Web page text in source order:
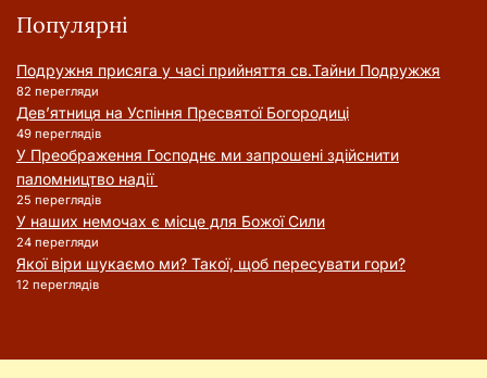
Популярні
Подружня присягa у часі прийняття cв.Тайни Подружжя
82 перегляди
Дев’ятниця на Успіння Пресвятої Богородиці
49 переглядів
У Преображення Господнє ми запрошені здійснити
паломництво надії
25 переглядів
У наших немочах є місце для Божої Сили
24 перегляди
Якої віри шукаємо ми? Такої, щоб пересувати гори?
12 переглядів